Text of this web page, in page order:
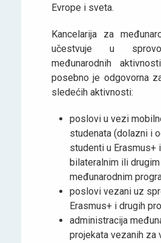
Evrope i sveta.
Kancelarija za
učestvuje u
međunarodnih
posebno je odgovorna
sledećih aktivnosti:
poslovi u vezi
studenata (dolazni i
studenti u Erasmus+
bilateralnim ili drugim
međunarodnim
poslovi vezani uz
Erasmus+ i drugih
administracija
projekata vezanih za